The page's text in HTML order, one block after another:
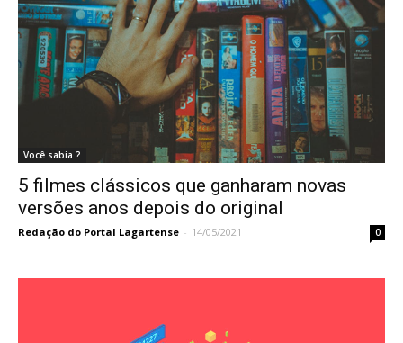
Você sabia ?
5 filmes clássicos que ganharam novas
versões anos depois do original
Redação do Portal Lagartense - 14/05/2021 0